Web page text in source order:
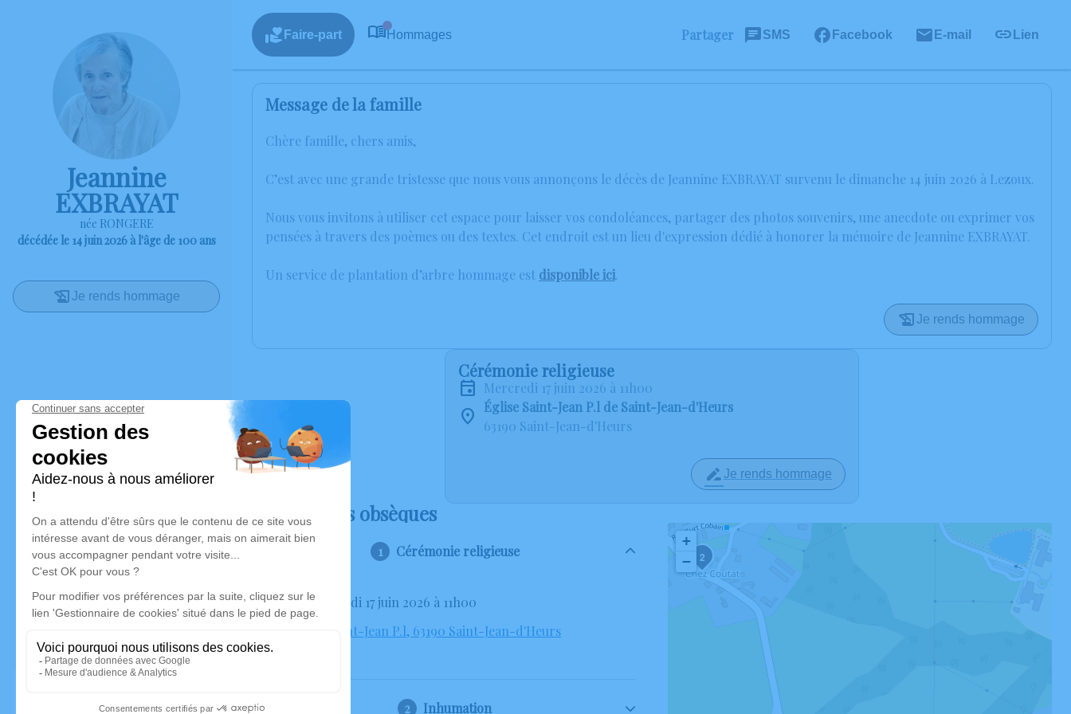
Jeannine
EXBRAYAT
née RONGERE
décédée le 14 juin 2026 à l'âge de 100 ans
Je rends hommage
Faire-part Hommages Partager SMS Facebook E-mail Lien
Message de la famille
Chère famille, chers amis,
C’est avec une grande tristesse que nous vous annonçons le décès de Jeannine EXBRAYAT survenu le dimanche 14 juin 2026 à Lezoux.
Nous vous invitons à utiliser cet espace pour laisser vos condoléances, partager des photos souvenirs, une anecdote ou exprimer vos
pensées à travers des poèmes ou des textes. Cet endroit est un lieu d'expression dédié à honorer la mémoire de Jeannine EXBRAYAT.
Un service de plantation d’arbre hommage est disponible ici.
Je rends hommage
Cérémonie religieuse
mercredi 17 juin 2026 à 11h00
Église Saint-Jean P.l de Saint-Jean-d'Heurs
63190 Saint-Jean-d'Heurs
Je rends hommage
Déroulé des obsèques
Cérémonie religieuse
Le mercredi 17 juin 2026 à 11h00
Église Saint-Jean P.l, 63190 Saint-Jean-d'Heurs
Inhumation
2
+
−